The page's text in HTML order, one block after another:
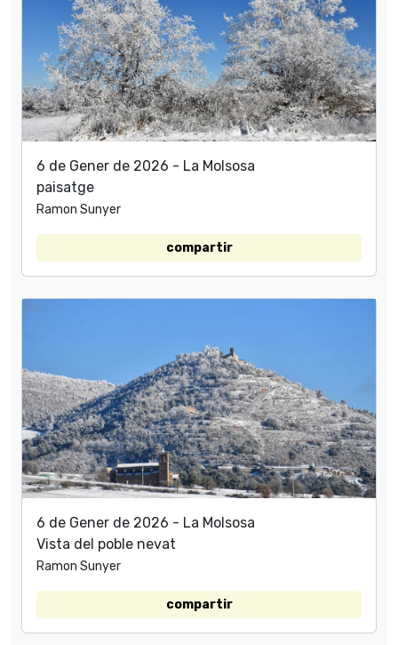
6 de Gener de 2026 - La Molsosa
paisatge
Ramon Sunyer
compartir
6 de Gener de 2026 - La Molsosa
Vista del poble nevat
Ramon Sunyer
compartir